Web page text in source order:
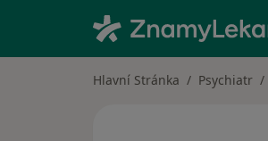
Hlavní Stránka Psychiatr